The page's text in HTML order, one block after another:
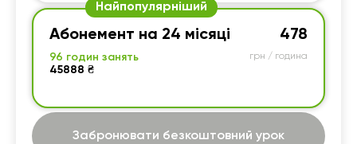
Найпопулярніший
Абонемент на 24 місяці
96 годин занять
45888 ₴
478
грн / година
Забронювати безкоштовний урок